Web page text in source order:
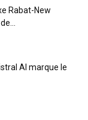
Rabat-New
AI marque le